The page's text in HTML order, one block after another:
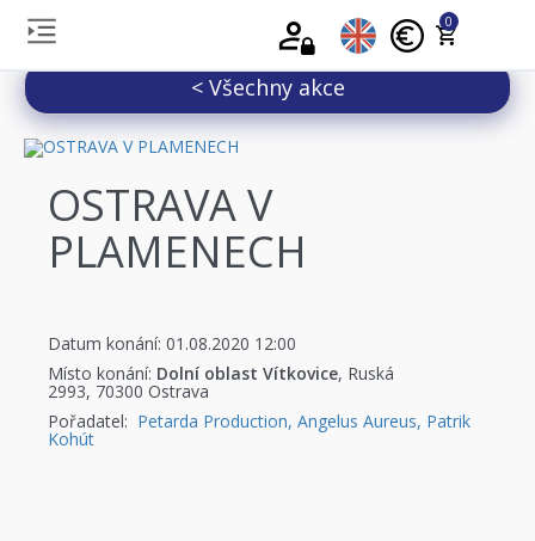
0
< Všechny akce
OSTRAVA V
PLAMENECH
Datum konání: 01.08.2020 12:00
Místo konání: Dolní oblast Vítkovice, Ruská
2993, 70300 Ostrava
Pořadatel: Petarda Production, Angelus Aureus, Patrik
Kohút